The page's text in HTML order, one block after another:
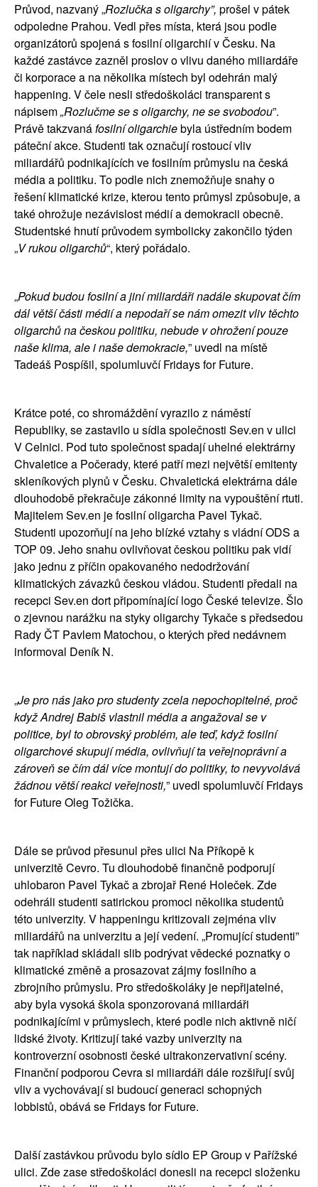
Průvod, nazvaný „Rozlučka s oligarchy”, prošel v pátek
odpoledne Prahou. Vedl přes místa, která jsou podle
organizátorů spojená s fosilní oligarchií v Česku. Na
každé zastávce zazněl proslov o vlivu daného miliardáře
či korporace a na několika místech byl odehrán malý
happening. V čele nesli středoškoláci transparent s
nápisem „Rozlučme se s oligarchy, ne se svobodou”.
Právě takzvaná fosilní oligarchie byla ústředním bodem
páteční akce. Studenti tak označují rostoucí vliv
miliardářů podnikajících ve fosilním průmyslu na česká
média a politiku. To podle nich znemožňuje snahy o
řešení klimatické krize, kterou tento průmysl způsobuje, a
také ohrožuje nezávislost médií a demokracii obecně.
Studentské hnutí průvodem symbolicky zakončilo týden
„V rukou oligarchů“, který pořádalo.
„Pokud budou fosilní a jiní miliardáři nadále skupovat čím
dál větší části médií a nepodaří se nám omezit vliv těchto
oligarchů na českou politiku, nebude v ohrožení pouze
naše klima, ale i naše demokracie,” uvedl na místě
Tadeáš Pospíšil, spolumluvčí Fridays for Future.
Krátce poté, co shromáždění vyrazilo z náměstí
Republiky, se zastavilo u sídla společnosti Sev.en v ulici
V Celnici. Pod tuto společnost spadají uhelné elektrárny
Chvaletice a Počerady, které patří mezi největší emitenty
skleníkových plynů v Česku. Chvaletická elektrárna dále
dlouhodobě překračuje zákonné limity na vypouštění rtuti.
Majitelem Sev.en je fosilní oligarcha Pavel Tykač.
Studenti upozorňují na jeho blízké vztahy s vládní ODS a
TOP 09. Jeho snahu ovlivňovat českou politiku pak vidí
jako jednu z příčin opakovaného nedodržování
klimatických závazků českou vládou. Studenti předali na
recepci Sev.en dort připomínající logo České televize. Šlo
o zjevnou narážku na styky oligarchy Tykače s předsedou
Rady ČT Pavlem Matochou, o kterých před nedávnem
informoval Deník N.
„Je pro nás jako pro studenty zcela nepochopitelné, proč
když Andrej Babiš vlastnil média a angažoval se v
politice, byl to obrovský problém, ale teď, když fosilní
oligarchové skupují média, ovlivňují ta veřejnoprávní a
zároveň se čím dál více montují do politiky, to nevyvolává
žádnou větší reakci veřejnosti,” uvedl spolumluvčí Fridays
for Future Oleg Tožička.
Dále se průvod přesunul přes ulici Na Příkopě k
univerzitě Cevro. Tu dlouhodobě finančně podporují
uhlobaron Pavel Tykač a zbrojař René Holeček. Zde
odehráli studenti satirickou promoci několika studentů
této univerzity. V happeningu kritizovali zejména vliv
miliardářů na univerzitu a její vedení. „Promující studenti”
tak například skládali slib podrývat vědecké poznatky o
klimatické změně a prosazovat zájmy fosilního a
zbrojního průmyslu. Pro středoškoláky je nepřijatelné,
aby byla vysoká škola sponzorovaná miliardáři
podnikajícími v průmyslech, které podle nich aktivně ničí
lidské životy. Kritizují také vazby univerzity na
kontroverzní osobnosti české ultrakonzervativní scény.
Finanční podporou Cevra si miliardáři dále rozšiřují svůj
vliv a vychovávají si budoucí generaci schopných
lobbistů, obává se Fridays for Future.
Další zastávkou průvodu bylo sídlo EP Group v Pařížské
ulici. Zde zase středoškoláci donesli na recepci složenku